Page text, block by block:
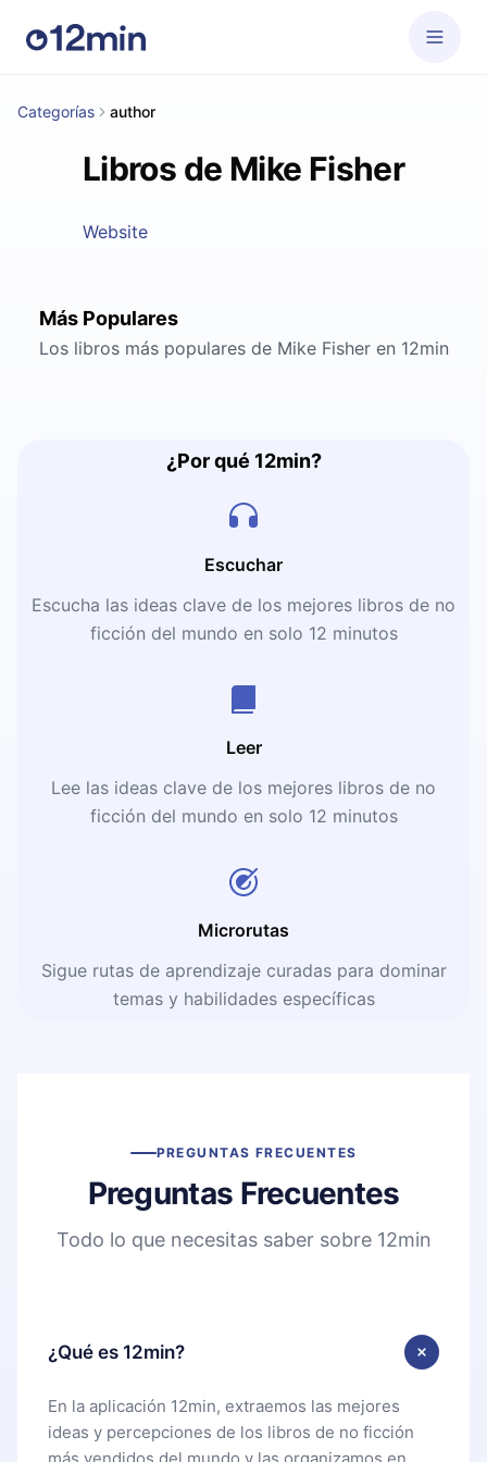
Categorías author
Libros de Mike Fisher
Website
Más Populares
Los libros más populares de Mike Fisher en 12min
¿Por qué 12min?
Escuchar
Escucha las ideas clave de los mejores libros de no
ficción del mundo en solo 12 minutos
Leer
Lee las ideas clave de los mejores libros de no
ficción del mundo en solo 12 minutos
Microrutas
Sigue rutas de aprendizaje curadas para dominar
temas y habilidades específicas
PREGUNTAS FRECUENTES
Preguntas Frecuentes
Todo lo que necesitas saber sobre 12min
¿Qué es 12min?
En la aplicación 12min, extraemos las mejores
ideas y percepciones de los libros de no ficción